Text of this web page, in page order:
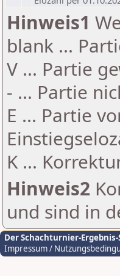
Hinweis1
blank ...
V ... Partie
- ... Partie
E ... Partie
K ...
Hinweis2
und sind in
Der Schachturnier-
Impressum /